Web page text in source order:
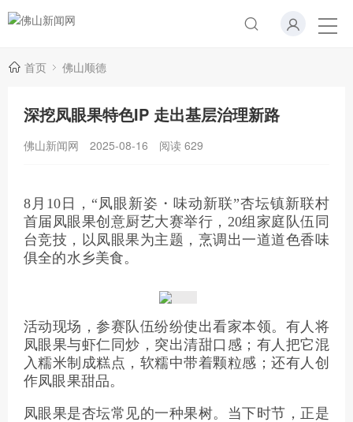
首页 佛山顺德
深挖凤眼果特色IP 走出基层治理新路
佛山新闻网 2025-08-16 阅读 629
8月10日，“凤眼新姿・味动新联”杏坛镇新联村
首届凤眼果创意厨艺大赛举行，20组家庭队伍同
台竞技，以凤眼果为主题，烹调出一道道色香味
俱全的水乡美食。
活动现场，参赛队伍纷纷使出看家本领。有人将
凤眼果与虾仁同炒，突出清甜口感；有人把它混
入糯米制成糕点，软糯中带着颗粒感；还有人创
作凤眼果甜品。
凤眼果是杏坛常见的一种果树。当下时节，正是